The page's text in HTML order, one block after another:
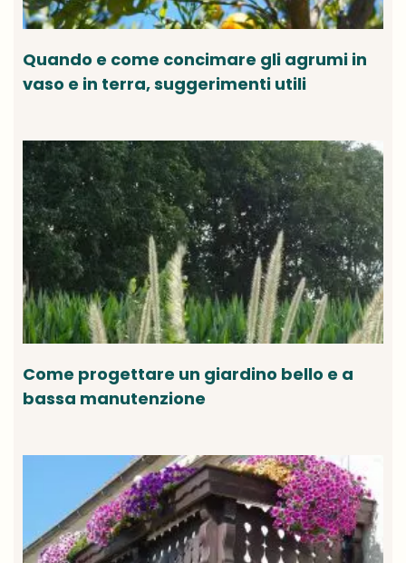
Quando e come concimare gli agrumi in
vaso e in terra, suggerimenti utili
Come progettare un giardino bello e a
bassa manutenzione